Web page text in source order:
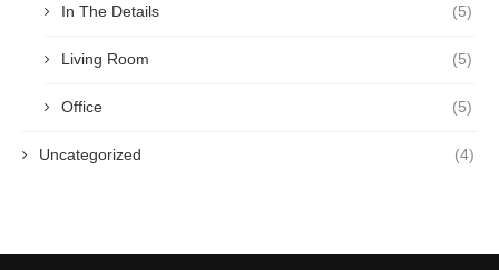
In The Details (5)
Living Room (5)
Office (5)
Uncategorized (4)